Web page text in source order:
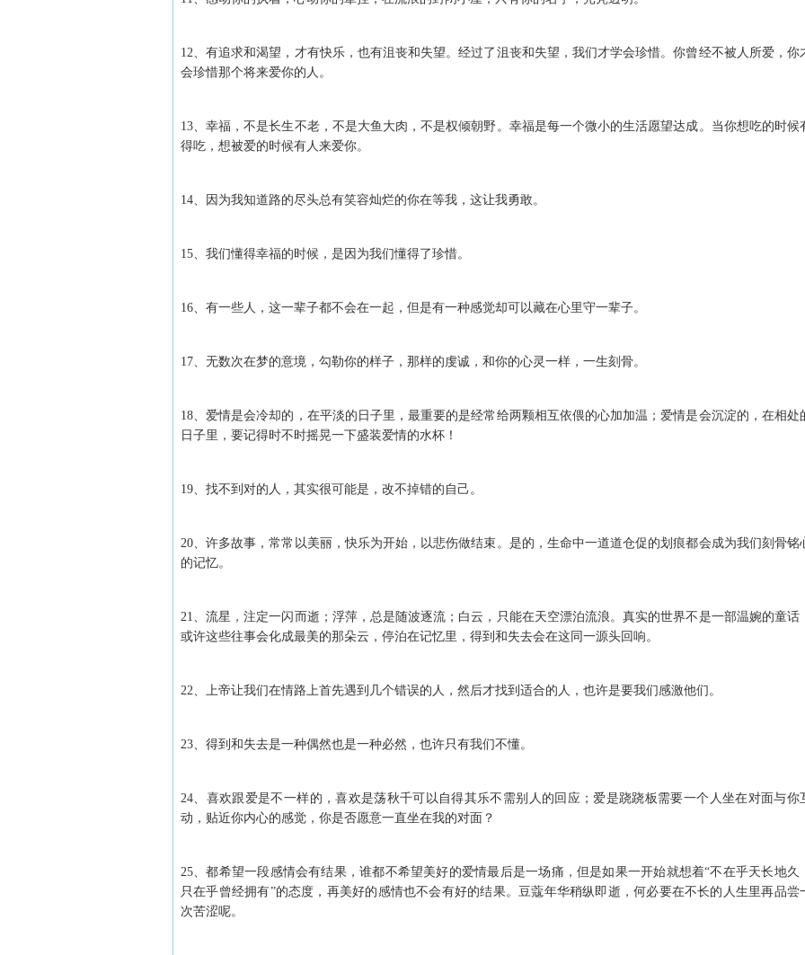
12、有追求和渴望，才有快乐，也有沮丧和失望。经过了沮丧和失望，我们才学会珍惜。你曾经不被人所爱，你
会珍惜那个将来爱你的人。
13、幸福，不是长生不老，不是大鱼大肉，不是权倾朝野。幸福是每一个微小的生活愿望达成。当你想吃的时候
得吃，想被爱的时候有人来爱你。
14、因为我知道路的尽头总有笑容灿烂的你在等我，这让我勇敢。
15、我们懂得幸福的时候，是因为我们懂得了珍惜。
16、有一些人，这一辈子都不会在一起，但是有一种感觉却可以藏在心里守一辈子。
17、无数次在梦的意境，勾勒你的样子，那样的虔诚，和你的心灵一样，一生刻骨。
18、爱情是会冷却的，在平淡的日子里，最重要的是经常给两颗相互依偎的心加加温；爱情是会沉淀的，在相处
日子里，要记得时不时摇晃一下盛装爱情的水杯！
19、找不到对的人，其实很可能是，改不掉错的自己。
20、许多故事，常常以美丽，快乐为开始，以悲伤做结束。是的，生命中一道道仓促的划痕都会成为我们刻骨铭
的记忆。
21、流星，注定一闪而逝；浮萍，总是随波逐流；白云，只能在天空漂泊流浪。真实的世界不是一部温婉的童话
或许这些往事会化成最美的那朵云，停泊在记忆里，得到和失去会在这同一源头回响。
22、上帝让我们在情路上首先遇到几个错误的人，然后才找到适合的人，也许是要我们感激他们。
23、得到和失去是一种偶然也是一种必然，也许只有我们不懂。
24、喜欢跟爱是不一样的，喜欢是荡秋千可以自得其乐不需别人的回应；爱是跷跷板需要一个人坐在对面与你
动，贴近你内心的感觉，你是否愿意一直坐在我的对面？
25、都希望一段感情会有结果，谁都不希望美好的爱情最后是一场痛，但是如果一开始就想着“不在乎天长地久
只在乎曾经拥有”的态度，再美好的感情也不会有好的结果。豆蔻年华稍纵即逝，何必要在不长的人生里再品尝
次苦涩呢。